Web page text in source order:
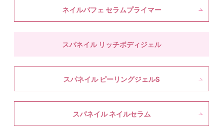
ネイルパフェ セラムプライマー
スパネイル リッチボディジェル
スパネイル ピーリングジェルS
スパネイル ネイルセラム